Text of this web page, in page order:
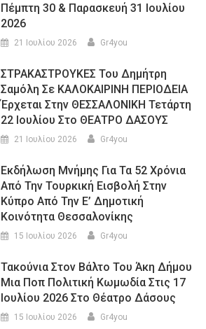
Πέμπτη 30 & Παρασκευή 31 Ιουλίου
2026
21 Ιουλίου 2026 Gr4you
ΣΤΡΑΚΑΣΤΡΟΥΚΕΣ Του Δημήτρη
Σαμόλη Σε ΚΑΛΟΚΑΙΡΙΝΗ ΠΕΡΙΟΔΕΙΑ
Έρχεται Στην ΘΕΣΣΑΛΟΝΙΚΗ Τετάρτη
22 Ιουλίου Στο ΘΕΑΤΡΟ ΔΑΣΟΥΣ
21 Ιουλίου 2026 Gr4you
Εκδήλωση Μνήμης Για Τα 52 Χρόνια
Από Την Τουρκική Εισβολή Στην
Κύπρο Από Την Ε’ Δημοτική
Κοινότητα Θεσσαλονίκης
15 Ιουλίου 2026 Gr4you
Τακούνια Στον Βάλτο Του Άκη Δήμου
Μια Ποπ Πολιτική Κωμωδία Στις 17
Ιουλίου 2026 Στο Θέατρο Δάσους
15 Ιουλίου 2026 Gr4you